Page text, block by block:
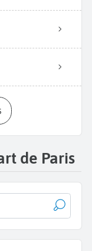
de Paris